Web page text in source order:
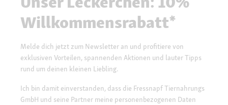
Willkommensrabatt*
Melde dich jetzt zum Newsletter an und profitiere von
exklusiven Vorteilen, spannenden Aktionen und lauter Tipps
rund um deinen kleinen Liebling.
Ich bin damit einverstanden, dass die Fressnapf Tiernahrungs
GmbH und seine Partner meine personenbezogenen Daten